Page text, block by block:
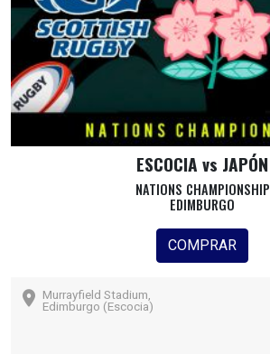
ESCOCIA vs JAPÓN
NATIONS CHAMPIONSHIP
EDIMBURGO
COMPRAR
Murrayfield Stadium,
Edimburgo (Escocia)